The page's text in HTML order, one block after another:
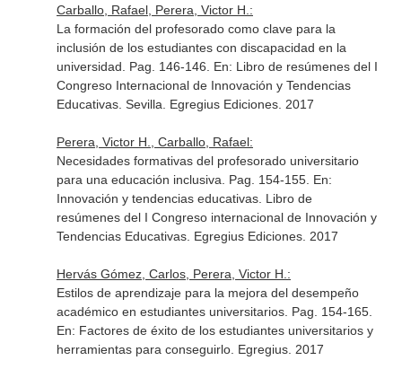
Carballo, Rafael, Perera, Victor H.:
La formación del profesorado como clave para la
inclusión de los estudiantes con discapacidad en la
universidad. Pag. 146-146. En: Libro de resúmenes del I
Congreso Internacional de Innovación y Tendencias
Educativas. Sevilla. Egregius Ediciones. 2017
Perera, Victor H., Carballo, Rafael:
Necesidades formativas del profesorado universitario
para una educación inclusiva. Pag. 154-155. En:
Innovación y tendencias educativas. Libro de
resúmenes del I Congreso internacional de Innovación y
Tendencias Educativas. Egregius Ediciones. 2017
Hervás Gómez, Carlos, Perera, Victor H.:
Estilos de aprendizaje para la mejora del desempeño
académico en estudiantes universitarios. Pag. 154-165.
En: Factores de éxito de los estudiantes universitarios y
herramientas para conseguirlo. Egregius. 2017